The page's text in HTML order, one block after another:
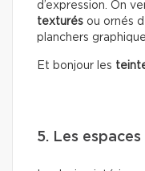
d’expression. On
texturés ou ornés
planchers
Et bonjour les
5. Les